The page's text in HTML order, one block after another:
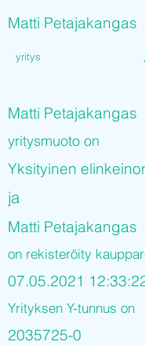
Matti Petajakangas
yritys
Matti Petajakangas
yritysmuoto on
Yksityinen
ja
Matti Petajakangas
on rekisteröity
07.05.2021 12
Yrityksen Y-tunnus on
2035725-0